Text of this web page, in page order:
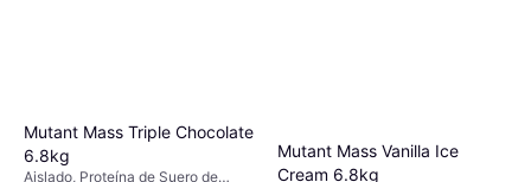
Mutant Mass Triple Chocolate
6.8kg
Aislado, Proteína de Suero de
Mutant Mass Vanilla Ice
Cream 6.8kg